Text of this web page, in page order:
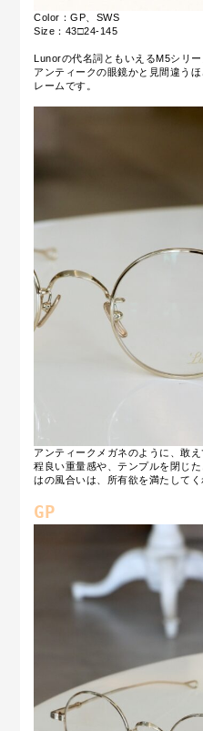
Color：GP、SWS
Size：43□24-145
Lunorの代名詞ともいえるM5シリー
アンティークの眼鏡かと見間違う
レームです。
アンティークメガネのように、敢
程良い重量感や、テンプルを閉じ
はの風合いは、所有欲を満たしてく
GP